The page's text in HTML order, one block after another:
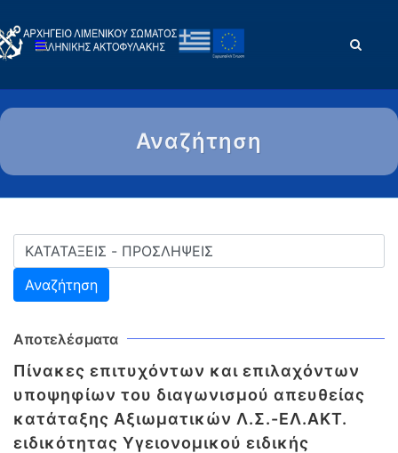
Αναζήτηση
Αποτελέσματα
Πίνακες επιτυχόντων και επιλαχόντων
υποψηφίων του διαγωνισμού απευθείας
κατάταξης Αξιωματικών Λ.Σ.-ΕΛ.ΑΚΤ.
ειδικότητας Υγειονομικού ειδικής